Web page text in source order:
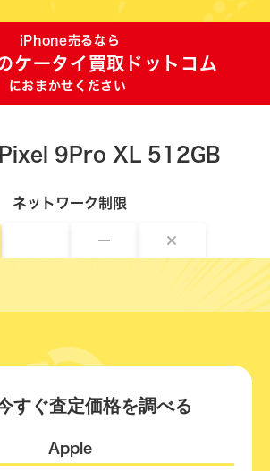
iPhone売るなら
ケータイ買取ドットコム
におまかせください
9Pro XL 512GB
ネットワーク制限
すぐ査定価格を調べる
Apple